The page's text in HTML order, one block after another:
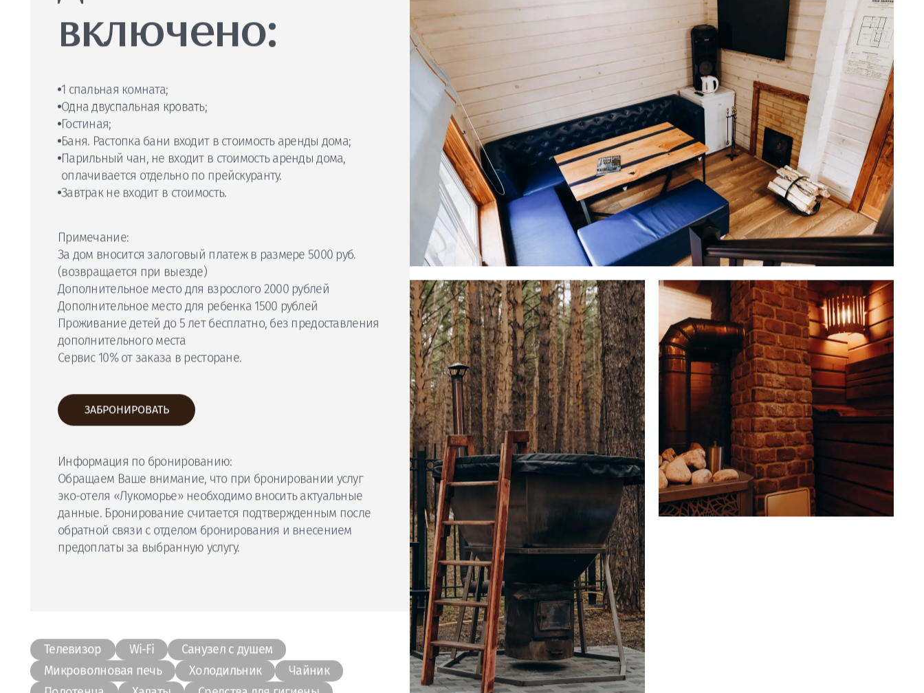
В стоимость
дома
включено:
1 спальная комната;
Одна двуспальная кровать;
Гостиная;
Баня. Растопка бани входит в стоимость аренды дома;
Парильный чан, не входит в стоимость аренды дома,
оплачивается отдельно по прейскуранту.
Завтрак не входит в стоимость.
Примечание:
За дом вносится залоговый платеж в размере 5000 руб.
(возвращается при выезде)
Дополнительное место для ребенка 1500 рублей
Проживание детей до 5 лет бесплатно, без предоставления
дополнительного места
Сервис 10% от заказа в ресторане.
эко-отеля «Лукоморье» необходимо вносить актуальные
данные. Бронирование считается подтвержденным после
обратной связи с отделом бронирования и внесением